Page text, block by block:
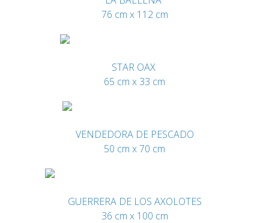
76 cm x 112 cm
STAR OAX
65 cm x 33 cm
VENDEDORA DE PESCADO
50 cm x 70 cm
GUERRERA DE LOS AXOLOTES
36 cm x 100 cm